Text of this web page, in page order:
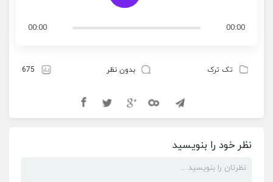
00:00
00:00
تک ترک بدون نظر 675
نظر خود را بنویسید